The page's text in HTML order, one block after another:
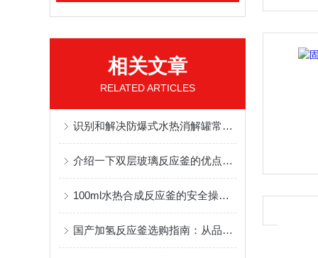
相关文章
RELATED ARTICLES
识别和解决防爆式水热消解罐常见问题的步骤
介绍一下双层玻璃反应釜的优点和作用
100ml水热合成反应釜的安全操作规程
国产加氢反应釜选购指南：从品牌、型号到售后服务的综合建议